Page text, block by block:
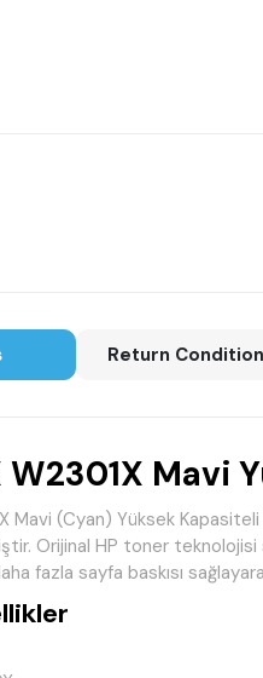
Return
W2301X Mavi
Mavi (Cyan) Yüksek
Orijinal HP toner
fazla sayfa baskısı